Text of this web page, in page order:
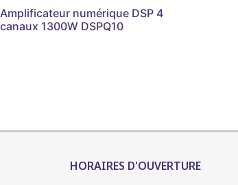
Amplificateur numérique DSP 4
canaux 1300W DSPQ10
HORAIRES D'OUVERTURE